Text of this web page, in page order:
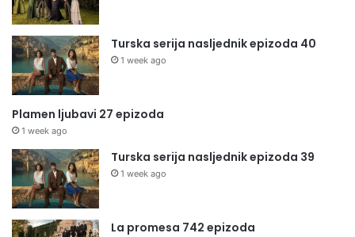
Turska serija nasljednik epizoda 40
1 week ago
Plamen ljubavi 27 epizoda
1 week ago
Turska serija nasljednik epizoda 39
1 week ago
La promesa 742 epizoda